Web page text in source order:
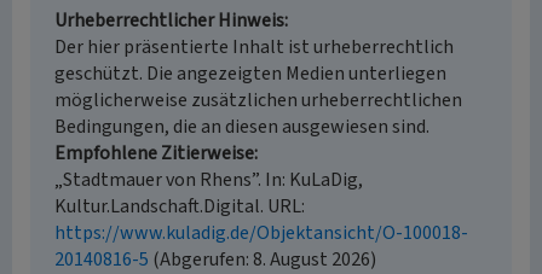
Urheberrechtlicher Hinweis
Der hier präsentierte Inhalt ist urheberrechtlich
geschützt. Die angezeigten Medien unterliegen
möglicherweise zusätzlichen urheberrechtlichen
Bedingungen, die an diesen ausgewiesen sind.
Empfohlene Zitierweise
„Stadtmauer von Rhens”. In: KuLaDig,
Kultur.Landschaft.Digital. URL:
https://www.kuladig.de/Objektansicht/O-100018-
20140816-5 (Abgerufen: 8. August 2026)